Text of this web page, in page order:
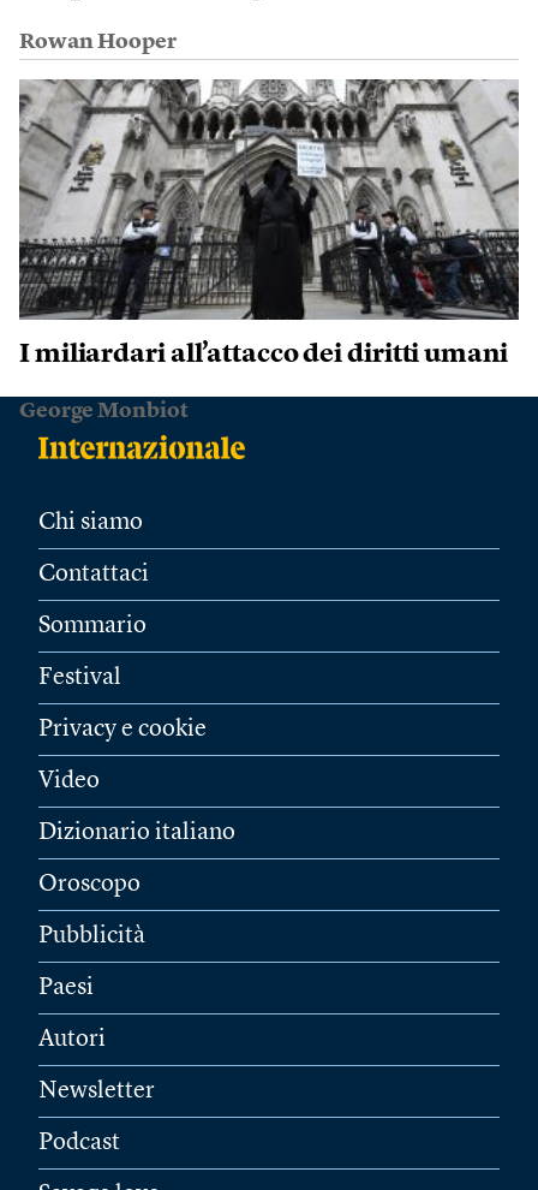
Rowan Hooper
I miliardari all’attacco dei diritti umani
George Monbiot
Chi siamo
Contattaci
Sommario
Festival
Privacy e cookie
Video
Dizionario italiano
Oroscopo
Pubblicità
Paesi
Autori
Newsletter
Podcast